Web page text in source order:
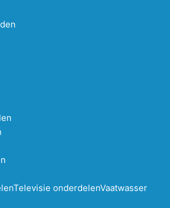
Televisie onderdelenVaatwasser